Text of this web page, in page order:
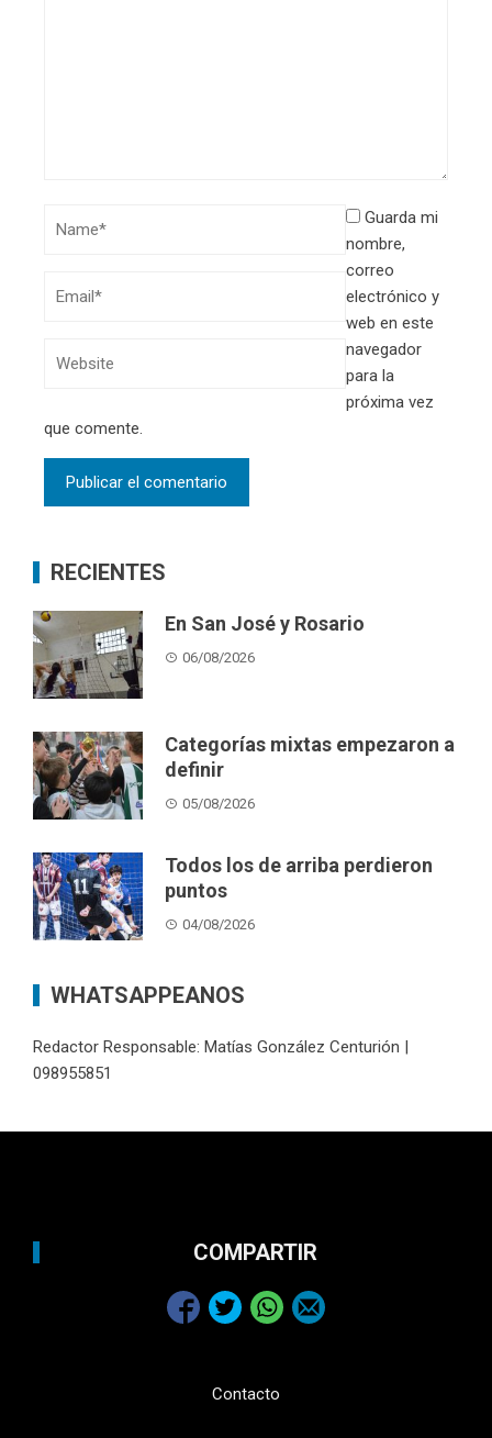
Guarda mi
nombre,
correo
electrónico y
web en este
navegador
para la
próxima vez
que comente.
RECIENTES
En San José y Rosario
06/08/2026
Categorías mixtas empezaron a
definir
05/08/2026
Todos los de arriba perdieron
puntos
04/08/2026
WHATSAPPEANOS
Redactor Responsable: Matías González Centurión |
098955851
COMPARTIR
Contacto